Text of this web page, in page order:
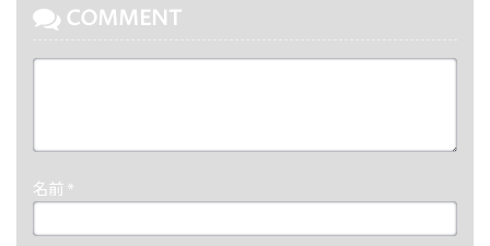
COMMENT
名前 *